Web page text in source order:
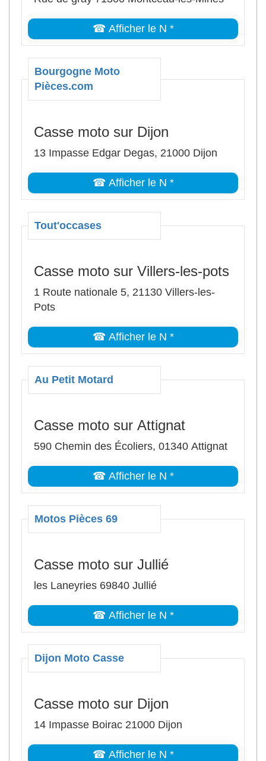
☎ Afficher le N *
Bourgogne Moto
Pièces.com
Casse moto sur Dijon
13 Impasse Edgar Degas, 21000 Dijon
☎ Afficher le N *
Tout'occases
Casse moto sur Villers-les-pots
1 Route nationale 5, 21130 Villers-les-
Pots
☎ Afficher le N *
Au Petit Motard
Casse moto sur Attignat
590 Chemin des Écoliers, 01340 Attignat
☎ Afficher le N *
Motos Pièces 69
Casse moto sur Jullié
les Laneyries 69840 Jullié
☎ Afficher le N *
Dijon Moto Casse
Casse moto sur Dijon
14 Impasse Boirac 21000 Dijon
☎ Afficher le N *